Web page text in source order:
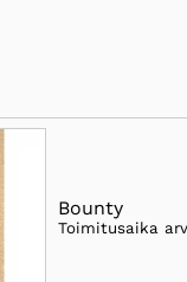
Bounty
Toimitusaika